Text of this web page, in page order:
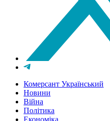
Комерсант Український
Новини
Війна
Політика